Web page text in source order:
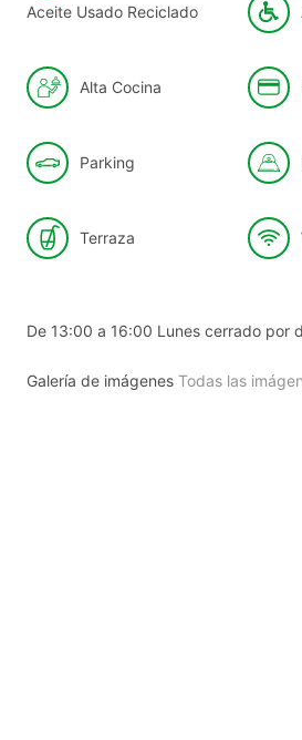
Aceite Usado Reciclado
Alta Cocina
Parking
Terraza
De 13:00 a 16:00 Lunes cerrado por
Galería de imágenes Todas las